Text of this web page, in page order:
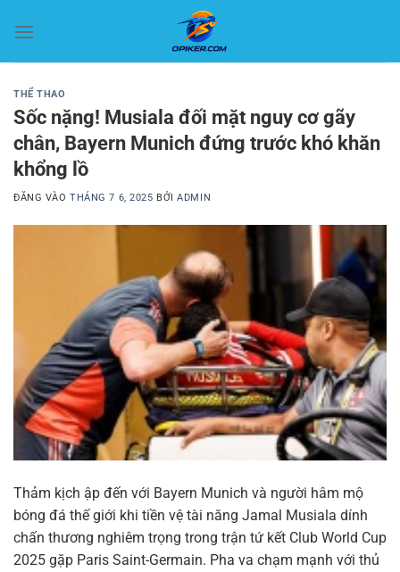
qua
THỂ THAO
Sốc nặng! Musiala đối mặt nguy cơ gãy
chân, Bayern Munich đứng trước khó khăn
khổng lồ
ĐĂNG VÀOTHÁNG 7 6, 2025 BỞIADMIN
Thảm kịch ập đến với Bayern Munich và người hâm mộ
bóng đá thế giới khi tiền vệ tài năng Jamal Musiala dính
chấn thương nghiêm trọng trong trận tứ kết Club World Cup
2025 gặp Paris Saint-Germain. Pha va chạm mạnh với thủ